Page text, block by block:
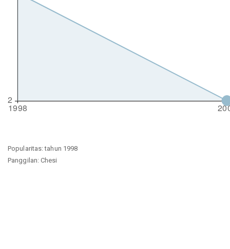
Popularitas: tahun 1998
Panggilan: Chesi